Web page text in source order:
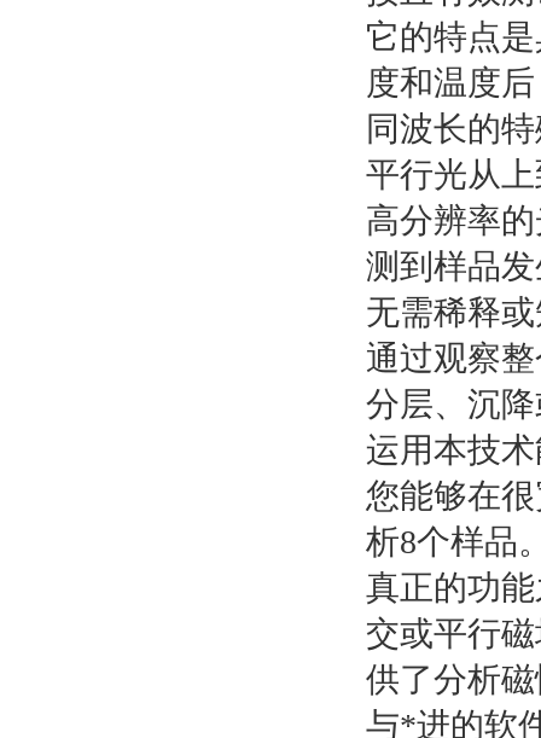
它的特点
度和温度
同波长的
平行光从
高分辨率
测到样品
无需稀释
通过观察
分层、沉
运用本技
您能够在
析8个样品
真正的功
交或平行
供了分析
与*进的软